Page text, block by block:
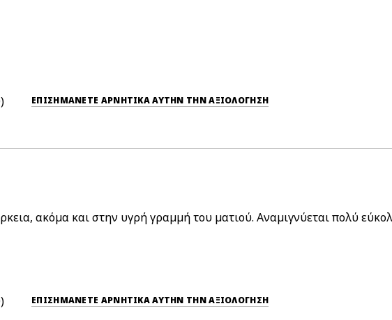
ΕΠΙΣΗΜΆΝΕΤΕ ΑΡΝΗΤΙΚΆ ΑΥΤΉΝ ΤΗΝ ΑΞΙΟΛΟΓΗΣΗ
ακόμα και στην υγρή γραμμή του ματιού. Αναμιγνύεται πολύ
ΕΠΙΣΗΜΆΝΕΤΕ ΑΡΝΗΤΙΚΆ ΑΥΤΉΝ ΤΗΝ ΑΞΙΟΛΟΓΗΣΗ